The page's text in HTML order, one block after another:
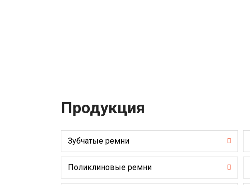
Продукция
Зубчатые ремни
Поликлиновые ремни